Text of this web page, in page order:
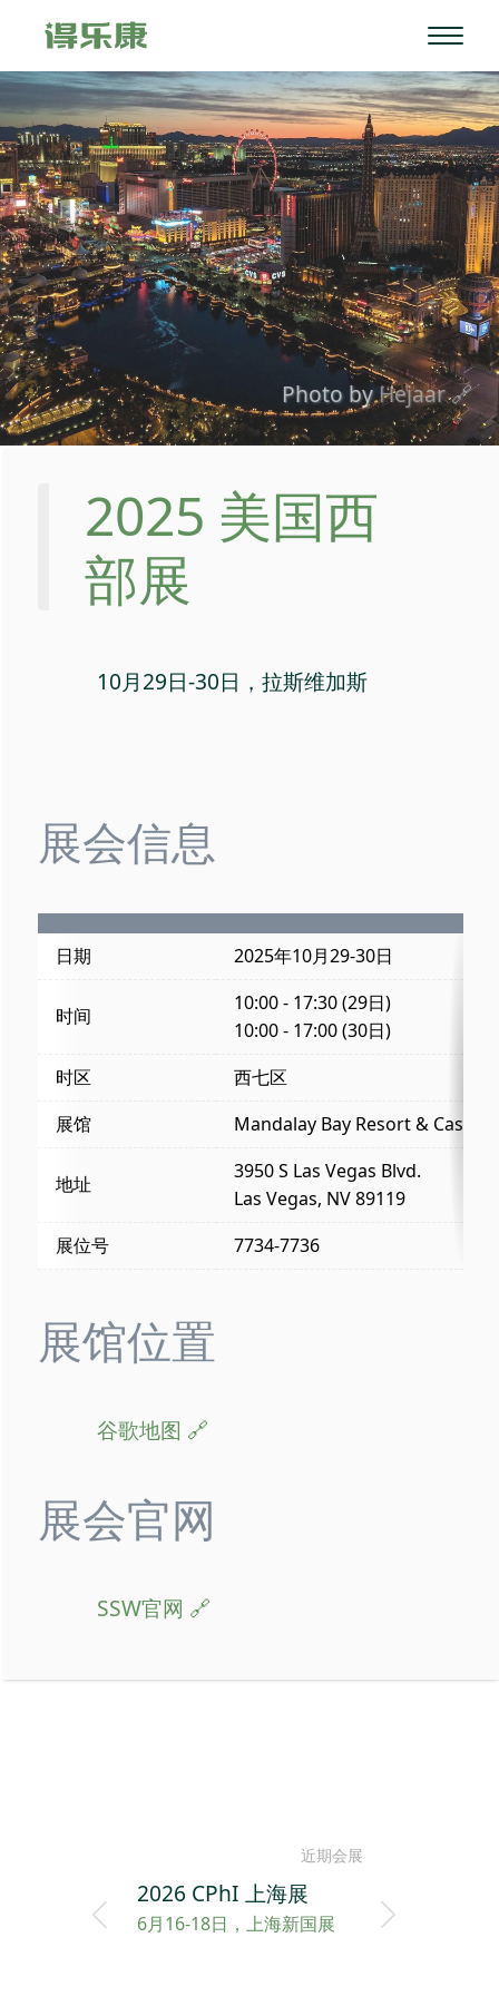
Photo byHejaar
2025 美国西
部展
10月29日-30日，拉斯维加斯
展会信息
日期 2025年10月29-30日
时间
10:00 - 17:30 (29日)
10:00 - 17:00 (30日)
时区
西七区
展馆
Mandalay Bay Resort & Casino
地址
3950 S Las Vegas Blvd.
Las Vegas, NV 89119
展位号
7734-7736
展馆位置
谷歌地图
展会官网
SSW官网
近期会展
2026 CPhI 上海展
6月16-18日，上海新国展